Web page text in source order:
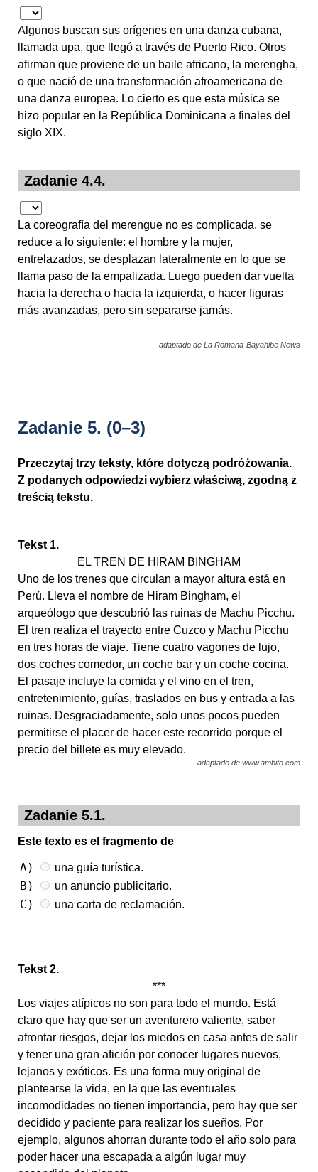
Algunos buscan sus orígenes en una danza cubana,
llamada upa, que llegó a través de Puerto Rico. Otros
afirman que proviene de un baile africano, la merengha,
o que nació de una transformación afroamericana de
una danza europea. Lo cierto es que esta música se
hizo popular en la República Dominicana a finales del
siglo XIX.
Zadanie 4.4.
La coreografía del merengue no es complicada, se
reduce a lo siguiente: el hombre y la mujer,
entrelazados, se desplazan lateralmente en lo que se
llama paso de la empalizada. Luego pueden dar vuelta
hacia la derecha o hacia la izquierda, o hacer figuras
más avanzadas, pero sin separarse jamás.
adaptado de La Romana-Bayahibe News
Zadanie 5. (0–3)
Przeczytaj trzy teksty, które dotyczą podróżowania.
Z podanych odpowiedzi wybierz właściwą, zgodną z
treścią tekstu.
Tekst 1.
EL TREN DE HIRAM BINGHAM
Uno de los trenes que circulan a mayor altura está en
Perú. Lleva el nombre de Hiram Bingham, el
arqueólogo que descubrió las ruinas de Machu Picchu.
El tren realiza el trayecto entre Cuzco y Machu Picchu
en tres horas de viaje. Tiene cuatro vagones de lujo,
dos coches comedor, un coche bar y un coche cocina.
El pasaje incluye la comida y el vino en el tren,
entretenimiento, guías, traslados en bus y entrada a las
ruinas. Desgraciadamente, solo unos pocos pueden
permitirse el placer de hacer este recorrido porque el
precio del billete es muy elevado.
adaptado de www.ambito.com
Zadanie 5.1.
Este texto es el fragmento de
A) una guía turística.
B) un anuncio publicitario.
C) una carta de reclamación.
Tekst 2.
***
Los viajes atípicos no son para todo el mundo. Está
claro que hay que ser un aventurero valiente, saber
afrontar riesgos, dejar los miedos en casa antes de salir
y tener una gran afición por conocer lugares nuevos,
lejanos y exóticos. Es una forma muy original de
plantearse la vida, en la que las eventuales
incomodidades no tienen importancia, pero hay que ser
decidido y paciente para realizar los sueños. Por
ejemplo, algunos ahorran durante todo el año solo para
poder hacer una escapada a algún lugar muy